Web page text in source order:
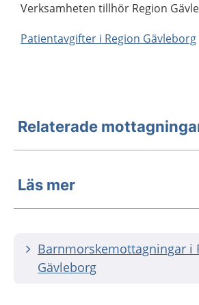
Verksamheten tillhör Region
Patientavgifter i Region Gävleborg
Relaterade
Läs mer
Barnmorskemottagningar i
Gävleborg